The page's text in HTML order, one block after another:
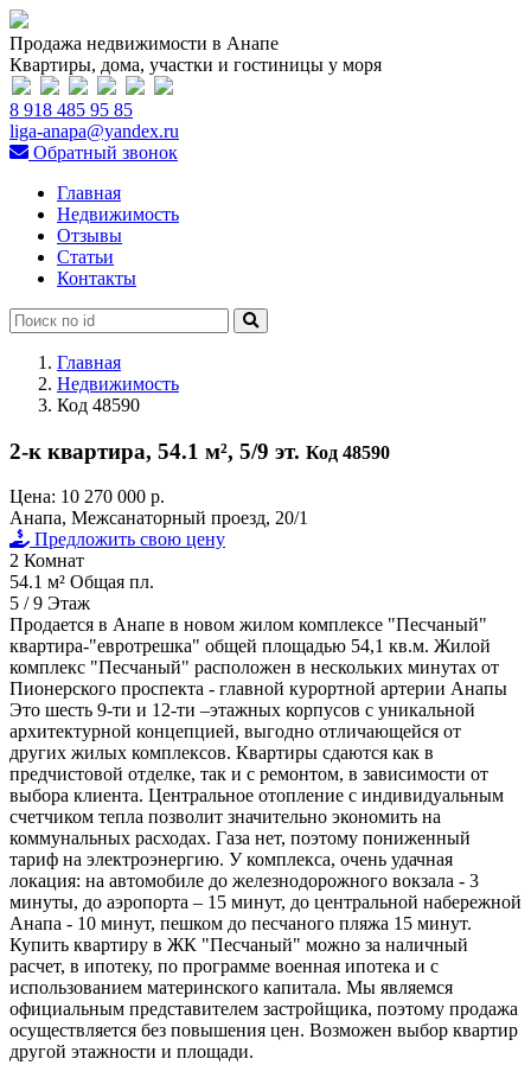
Продажа недвижимости в Анапе
Квартиры, дома, участки и гостиницы у моря
8 918 485 95 85
liga-anapa@yandex.ru
Обратный звонок
Главная
Недвижимость
Отзывы
Статьи
Контакты
Главная
Недвижимость
Код 48590
2-к квартира, 54.1 м², 5/9 эт. Код 48590
Цена: 10 270 000 р.
Анапа, Межсанаторный проезд, 20/1
Предложить свою цену
2 Комнат
54.1 м² Общая пл.
5 / 9 Этаж
Продается в Анапе в новом жилом комплексе "Песчаный"
квартира-"евротрешка" общей площадью 54,1 кв.м. Жилой
комплекс "Песчаный" расположен в нескольких минутах от
Пионерского проспекта - главной курортной артерии Анапы
Это шесть 9-ти и 12-ти –этажных корпусов с уникальной
архитектурной концепцией, выгодно отличающейся от
других жилых комплексов. Квартиры сдаются как в
предчистовой отделке, так и с ремонтом, в зависимости от
выбора клиента. Центральное отопление с индивидуальным
счетчиком тепла позволит значительно экономить на
коммунальных расходах. Газа нет, поэтому пониженный
тариф на электроэнергию. У комплекса, очень удачная
локация: на автомобиле до железнодорожного вокзала - 3
минуты, до аэропорта – 15 минут, до центральной набережной
Анапа - 10 минут, пешком до песчаного пляжа 15 минут.
Купить квартиру в ЖК "Песчаный" можно за наличный
расчет, в ипотеку, по программе военная ипотека и с
использованием материнского капитала. Мы являемся
официальным представителем застройщика, поэтому продажа
осуществляется без повышения цен. Возможен выбор квартир
другой этажности и площади.